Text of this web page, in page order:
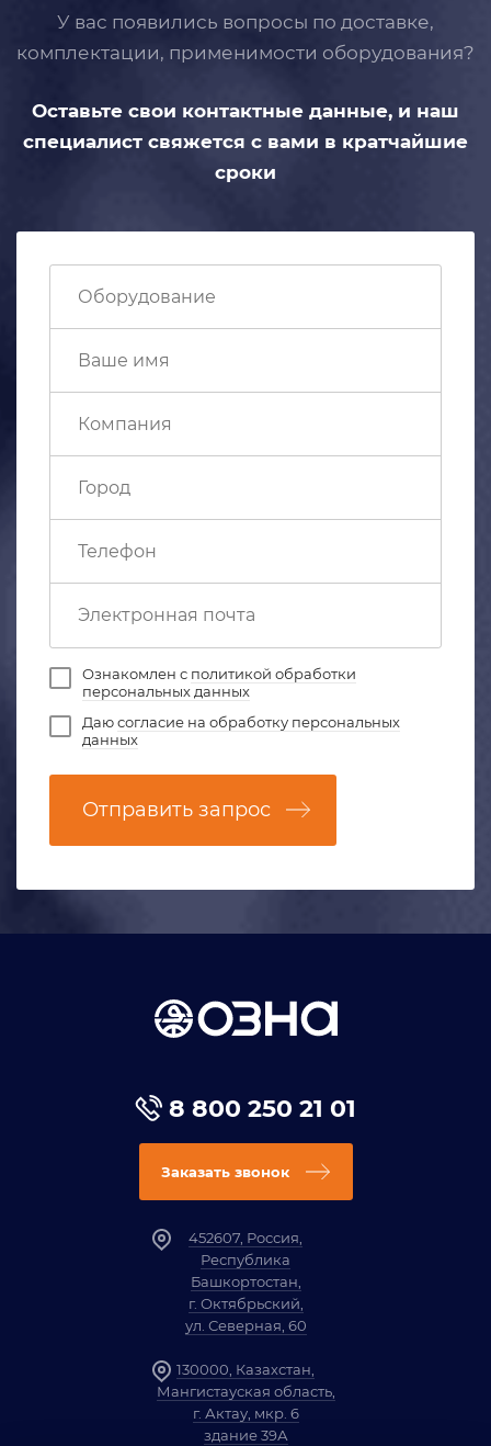
У вас появились вопросы по доставке,
комплектации, применимости оборудования?
Оставьте свои контактные данные, и наш
специалист свяжется с вами в кратчайшие
сроки
Ознакомлен с политикой обработки
персональных данных
Даюсогласие на обработку персональных
данных
Отправить запрос
8 800 250 21 01
Заказать звонок
452607, Россия,
Республика
Башкортостан,
г. Октябрьский,
ул. Северная, 60
130000, Казахстан,
Мангистауская область,
г. Актау, мкр. 6
здание 39А